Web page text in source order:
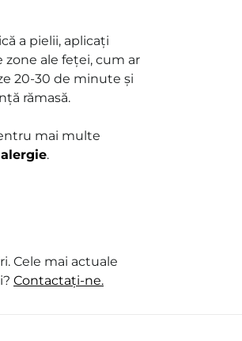
a pielii, aplicați
ale feței, cum ar
20-30 de minute și
rămasă.
mai multe
.
Cele mai actuale
Contactați-ne.